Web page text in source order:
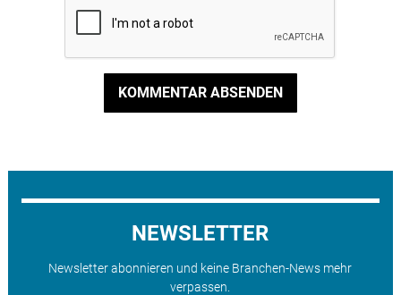
KOMMENTAR ABSENDEN
NEWSLETTER
Newsletter abonnieren und keine Branchen-News mehr
verpassen.